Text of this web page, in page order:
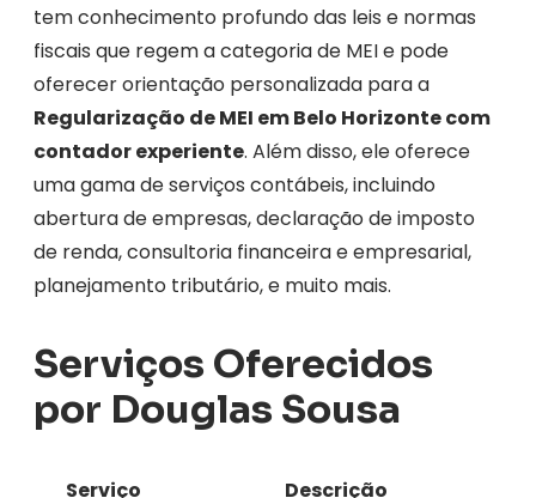
tem conhecimento profundo das leis e normas
fiscais que regem a categoria de MEI e pode
oferecer orientação personalizada para a
Regularização de MEI em Belo Horizonte com
contador experiente. Além disso, ele oferece
uma gama de serviços contábeis, incluindo
abertura de empresas, declaração de imposto
de renda, consultoria financeira e empresarial,
planejamento tributário, e muito mais.
Serviços Oferecidos
por Douglas Sousa
Serviço Descrição